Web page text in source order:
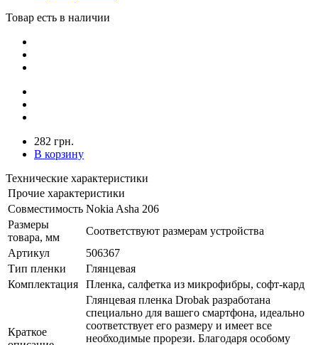
Товар есть в наличии
282 грн.
В корзину
Технические характеристики
Прочие характеристики
Совместимость Nokia Asha 206
Размеры
товара, мм
Соответствуют размерам устройства
Артикул
506367
Тип пленки
Глянцевая
Комплектация
Пленка, салфетка из микрофибры, софт-кард
Краткое
Глянцевая пленка Drobak разработана
специально для вашего смартфона, идеально
соответствует его размеру и имеет все
необходимые прорези. Благодаря особому